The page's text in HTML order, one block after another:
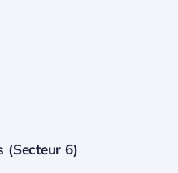
(Secteur 6)